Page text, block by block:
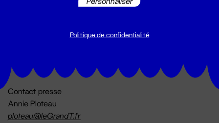
Contact presse
Annie Ploteau
ploteau@leGrandT.fr
Politique de confidentialité